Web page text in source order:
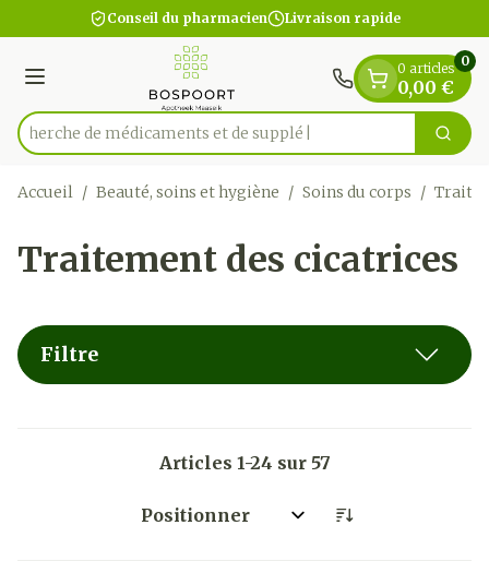
Aller au contenu
1 de 1
Conseil du pharmacien Livraison rapide
Menu
Rechercher
Recherche de médic
0 articles
0,00 €
0
Accueil / Beauté, soins et hygiène / Soins du corps /
Traitement des cicatrices
Filtre
Articles 1-24 sur 57
Trier par: